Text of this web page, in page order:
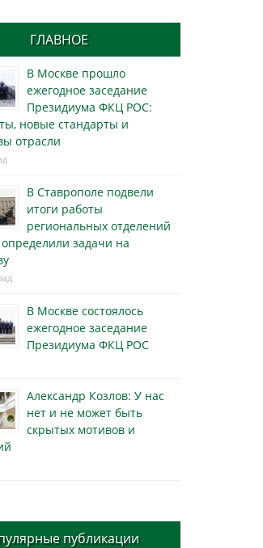
ГЛАВНОЕ
В Москве прошло
ежегодное заседание
Президиума ФКЦ РОС:
новые стандарты и
отрасли
В Ставрополе подвели
итоги работы
региональных отделений
задачи на
В Москве состоялось
ежегодное заседание
Президиума ФКЦ РОС
Александр Козлов: У нас
нет и не может быть
скрытых мотивов и
публикации